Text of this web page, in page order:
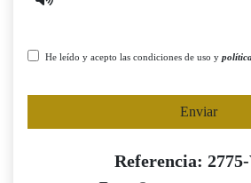
He leído y acepto las condiciones de uso y
Enviar
Referencia: